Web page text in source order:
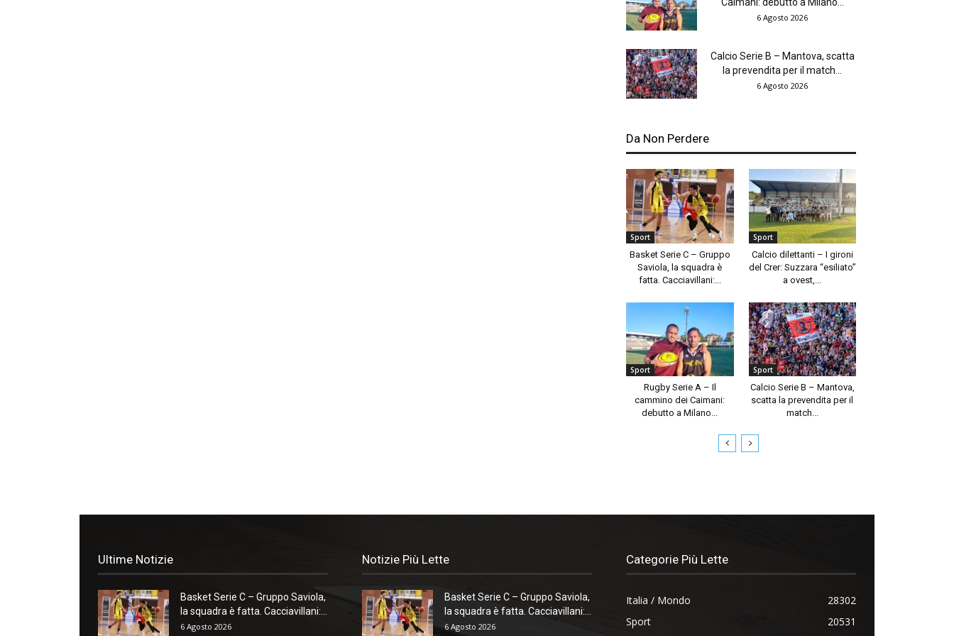
Caimani: debutto a Milano...
6 Agosto 2026
Calcio Serie B – Mantova, scatta
la prevendita per il match...
6 Agosto 2026
Da Non Perdere
Sport
Basket Serie C – Gruppo
Saviola, la squadra è
fatta. Cacciavillani:...
Sport
Calcio dilettanti – I gironi
del Crer: Suzzara “esiliato”
a ovest,...
Sport
Rugby Serie A – Il
cammino dei Caimani:
debutto a Milano...
Sport
Calcio Serie B – Mantova,
scatta la prevendita per il
match...
Ultime Notizie
Basket Serie C – Gruppo Saviola,
la squadra è fatta. Cacciavillani:...
6 Agosto 2026
Notizie Più Lette
Basket Serie C – Gruppo Saviola,
la squadra è fatta. Cacciavillani:...
6 Agosto 2026
Categorie Più Lette
Italia / Mondo
28302
Sport
20531